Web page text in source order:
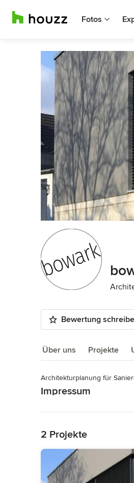
Fotos
Bewertung
Über uns Projekte
Über uns
Architekturplanung für
Impressum
+0049 174 197 47 56
Architekten
2 Projekte